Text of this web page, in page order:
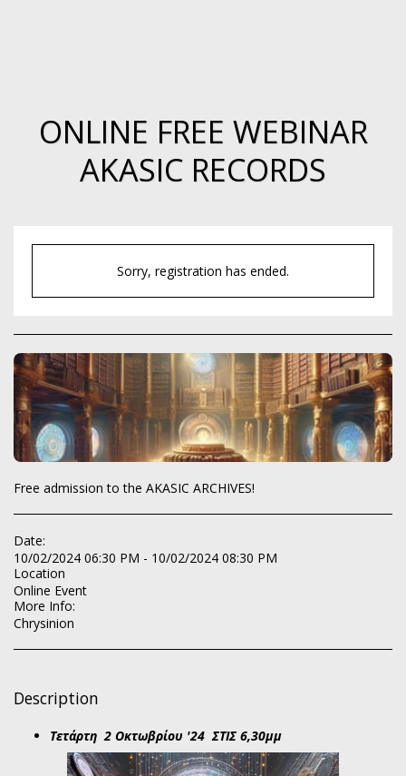
ONLINE FREE WEBINAR
AKASIC RECORDS
Sorry, registration has ended.
Free admission to the AKASIC ARCHIVES!
Date:
10/02/2024 06:30 PM - 10/02/2024 08:30 PM
Location
Online Event
More Info:
Chrysinion
Description
Τετάρτη 2 Οκτωβρίου '24 ΣΤΙΣ 6,30μμ